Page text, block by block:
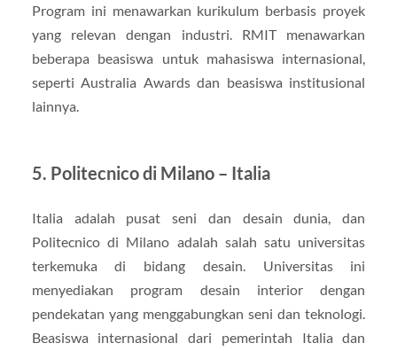
Program ini menawarkan kurikulum berbasis proyek
yang relevan dengan industri. RMIT menawarkan
beberapa beasiswa untuk mahasiswa internasional,
seperti Australia Awards dan beasiswa institusional
lainnya.
5. Politecnico di Milano – Italia
Italia adalah pusat seni dan desain dunia, dan
Politecnico di Milano adalah salah satu universitas
terkemuka di bidang desain. Universitas ini
menyediakan program desain interior dengan
pendekatan yang menggabungkan seni dan teknologi.
Beasiswa internasional dari pemerintah Italia dan